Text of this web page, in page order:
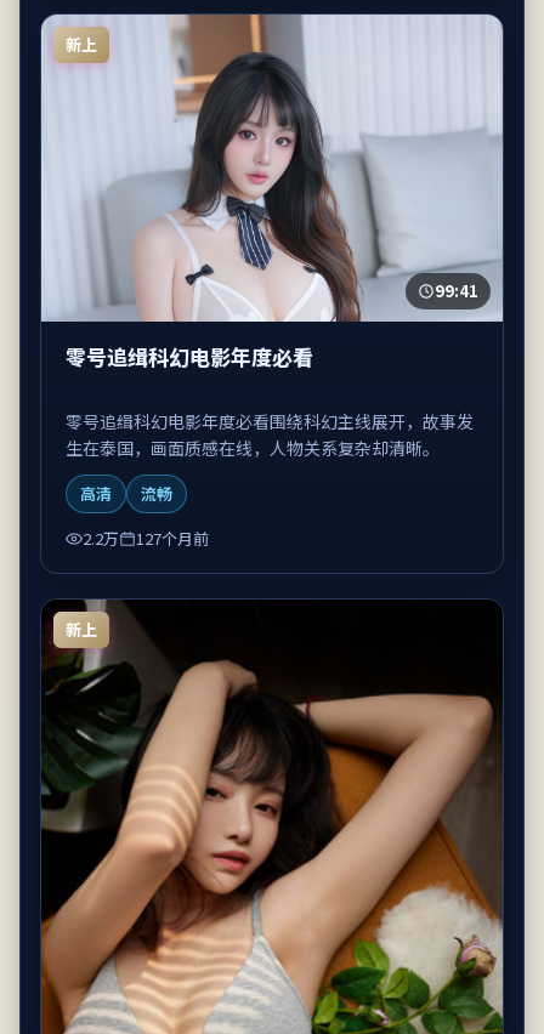
新上
99:41
零号追缉科幻电影年度必看
零号追缉科幻电影年度必看围绕科幻主线展开，故事发
生在泰国，画面质感在线，人物关系复杂却清晰。
高清
流畅
2.2万
127个月前
新上